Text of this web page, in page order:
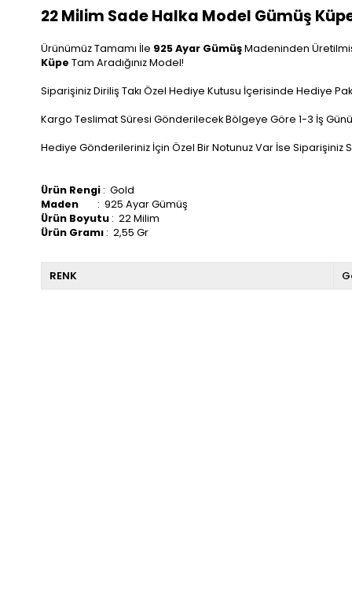
22 Milim Sade Halka Model Gümüş
Ürünümüz Tamamı İle 925 Ayar GümüşMadeninden
Küpe Tam Aradığınız Model!
SiparişinizDiriliş Takı Özel Hediye Kutusu İçerisinde Hediye
Kargo Teslimat Süresi Gönderilecek Bölgeye Göre 1-3 İş
Hediye Gönderileriniz İçin Özel Bir Notunuz Var İse Siparişiniz
Ürün Rengi : Gold
Maden : 925 Ayar Gümüş
Ürün Boyutu : 22 Milim
Ürün Gramı : 2,55 Gr
RENK